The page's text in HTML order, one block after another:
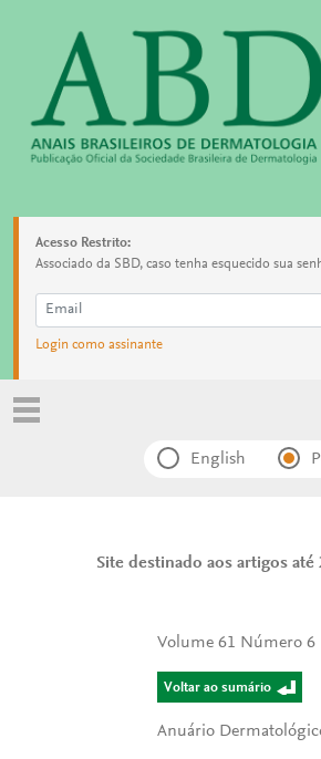
Acesso Restrito:
Associado da SBD, caso tenha esquecido sua
Login como assinante
English
Site destinado aos artigos
Volume 61 Número 6
Voltar ao sumário
Anuário